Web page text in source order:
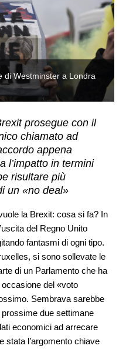
di Westminster a Londra
prosegue con il
chiamato ad
appena
l’impatto in termini
risultare più
un «no deal»
la Brexit: cosa si fa? In
del Regno Unito
fantasmi di ogni tipo.
si sono sollevate le
di un Parlamento che ha
del «voto
Sembrava sarebbe
due settimane
economici ad arrecare
stata l’argomento chiave